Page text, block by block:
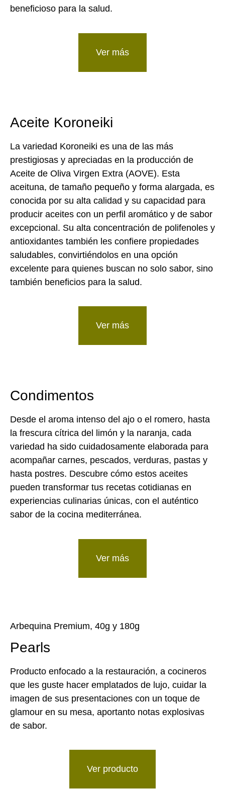
beneficioso para la salud.
Ver más
Aceite Koroneiki
La variedad Koroneiki es una de las más
prestigiosas y apreciadas en la producción de
Aceite de Oliva Virgen Extra (AOVE). Esta
aceituna, de tamaño pequeño y forma alargada, es
conocida por su alta calidad y su capacidad para
producir aceites con un perfil aromático y de sabor
excepcional. Su alta concentración de polifenoles y
antioxidantes también les confiere propiedades
saludables, convirtiéndolos en una opción
excelente para quienes buscan no solo sabor, sino
también beneficios para la salud.
Ver más
Condimentos
Desde el aroma intenso del ajo o el romero, hasta
la frescura cítrica del limón y la naranja, cada
variedad ha sido cuidadosamente elaborada para
acompañar carnes, pescados, verduras, pastas y
hasta postres. Descubre cómo estos aceites
pueden transformar tus recetas cotidianas en
experiencias culinarias únicas, con el auténtico
sabor de la cocina mediterránea.
Ver más
Arbequina Premium, 40g y 180g
Pearls
Producto enfocado a la restauración, a cocineros
que les guste hacer emplatados de lujo, cuidar la
imagen de sus presentaciones con un toque de
glamour en su mesa, aportanto notas explosivas
de sabor.
Ver producto